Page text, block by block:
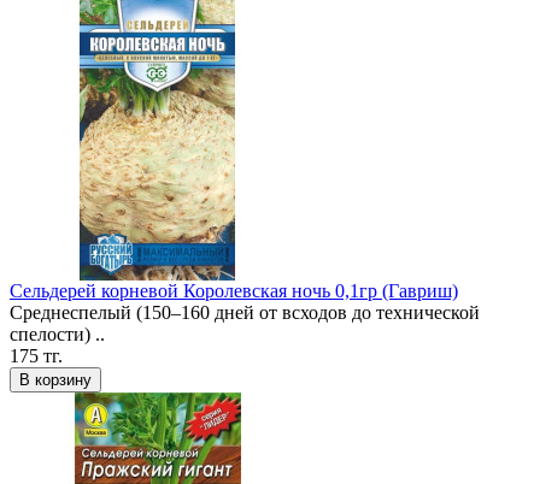
Сельдерей корневой Королевская ночь 0,1гр (Гавриш)
Среднеспелый (150–160 дней от всходов до технической
спелости) ..
175 тг.
В корзину